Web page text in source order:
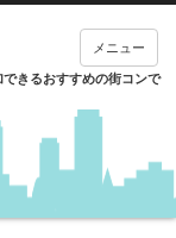
きるおすすめの街コンで
メニュー